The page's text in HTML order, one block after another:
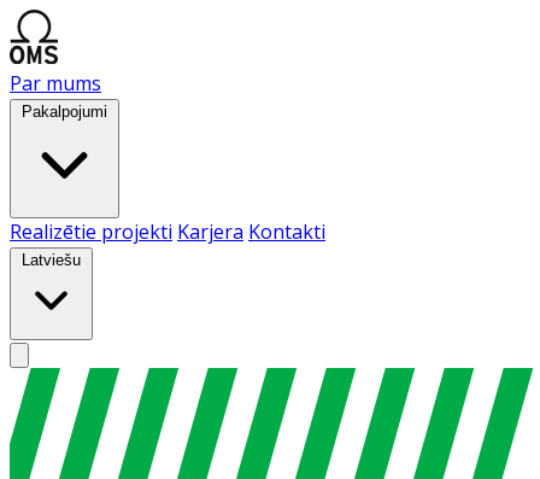
Par mums
Pakalpojumi
Realizētie projekti Karjera Kontakti
Latviešu